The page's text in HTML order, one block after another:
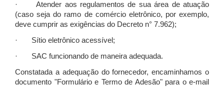
· Atender aos regulamentos de sua área de atuação
(caso seja do ramo de comércio eletrônico, por exemplo,
deve cumprir as exigências do Decreto n° 7.962);
· Sítio eletrônico acessível;
· SAC funcionando de maneira adequada.
Constatada a adequação do fornecedor, encaminhamos o
documento "Formulário e Termo de Adesão" para o e-mail